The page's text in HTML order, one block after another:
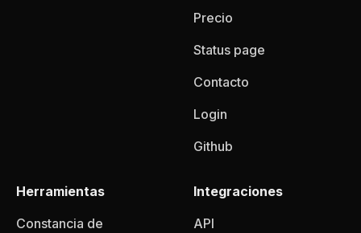
Precio
Status page
Contacto
Login
Github
Herramientas
Constancia de
Integraciones
API